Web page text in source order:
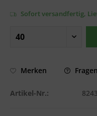
Sofort versandfertig,
Merken
Artikel-Nr.: